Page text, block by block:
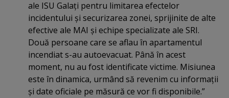
ale ISU Galaţi pentru limitarea efectelor
incidentului şi securizarea zonei, sprijinite de alte
efective ale MAI şi echipe specializate ale SRI.
Două persoane care se aflau în apartamentul
incendiat s-au autoevacuat. Până în acest
moment, nu au fost identificate victime. Misiunea
este în dinamica, urmând să revenim cu informaţii
şi date oficiale pe măsură ce vor fi disponibile.”